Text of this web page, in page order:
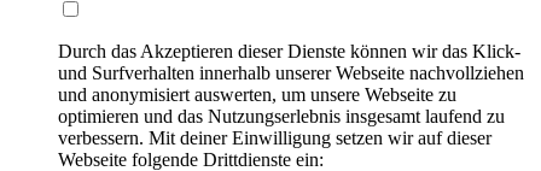
Durch das Akzeptieren dieser Dienste können wir das Klick-
und Surfverhalten innerhalb unserer Webseite nachvollziehen
und anonymisiert auswerten, um unsere Webseite zu
optimieren und das Nutzungserlebnis insgesamt laufend zu
verbessern. Mit deiner Einwilligung setzen wir auf dieser
Webseite folgende Drittdienste ein: